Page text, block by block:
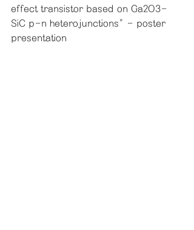
effect transistor based on Ga2O3-
SiC p-n heterojunctions" - poster
presentation